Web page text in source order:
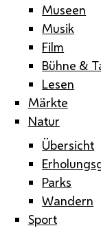
Museen
Musik
Film
Bühne &
Lesen
Märkte
Natur
Übersicht
Parks
Wandern
Sport